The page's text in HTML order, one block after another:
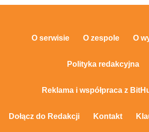
O serwisie O zespole O
Polityka redakcyjna
Reklama i współpraca z
Dołącz do Redakcji Kontakt